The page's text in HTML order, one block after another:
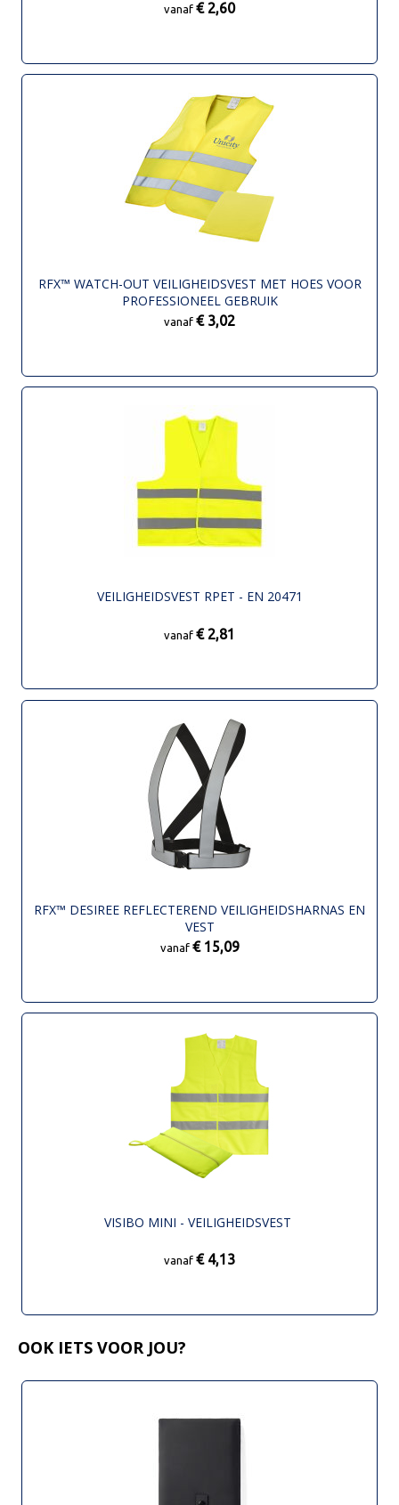
vanaf € 2,60
RFX™ WATCH-OUT VEILIGHEIDSVEST MET HOES VOOR
PROFESSIONEEL GEBRUIK
vanaf € 3,02
VEILIGHEIDSVEST RPET - EN 20471
vanaf € 2,81
RFX™ DESIREE REFLECTEREND VEILIGHEIDSHARNAS EN
VEST
vanaf € 15,09
VISIBO MINI - VEILIGHEIDSVEST
vanaf € 4,13
OOK IETS VOOR JOU?